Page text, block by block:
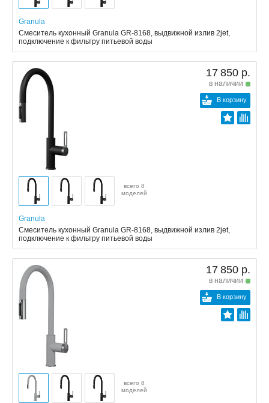
Granula
Смеситель кухонный Granula GR-8168, выдвижной излив 2jet,
подключение к фильтру питьевой воды
17 850 р.
в наличии
В корзину
всего 8
моделей
Granula
Смеситель кухонный Granula GR-8168, выдвижной излив 2jet,
подключение к фильтру питьевой воды
17 850 р.
в наличии
В корзину
всего 8
моделей